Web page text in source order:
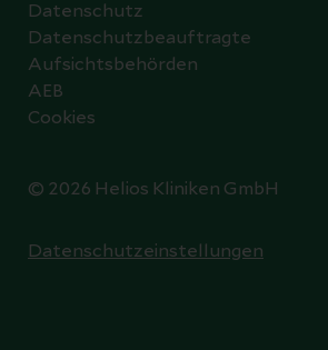
© 2026 Helios Kliniken GmbH
Datenschutz
Datenschutzbeauftragte
Aufsichtsbehörden
AEB
Cookies
Datenschutzeinstellungen